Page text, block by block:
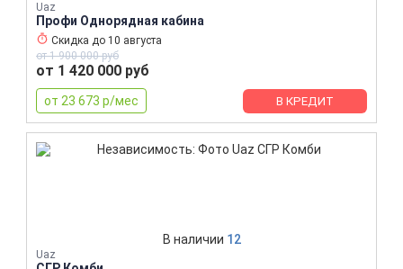
Uaz
Профи Однорядная кабина
Скидка до 10 августа
от 1 900 000 руб
от 1 420 000 руб
от 23 673 р/мес В КРЕДИТ
Uaz
В наличии 12